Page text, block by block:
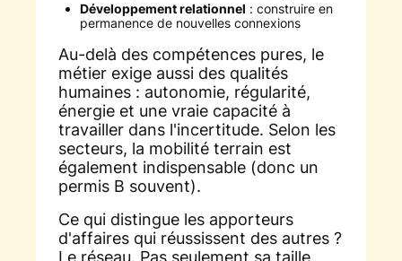
Développement relationnel : construire en
permanence de nouvelles connexions
Au-delà des compétences pures, le
métier exige aussi des qualités
humaines : autonomie, régularité,
énergie et une vraie capacité à
travailler dans l'incertitude. Selon les
secteurs, la mobilité terrain est
également indispensable (donc un
permis B souvent).
Ce qui distingue les apporteurs
d'affaires qui réussissent des autres ?
Le réseau. Pas seulement sa taille,